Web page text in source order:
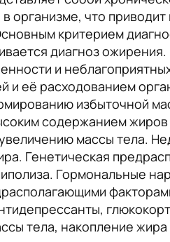
организме, что
критерием
диагноз
и
и её расходованием
избыточной
содержанием жиров
массы тела.
Генетическая
Гормональные
тела, накопление